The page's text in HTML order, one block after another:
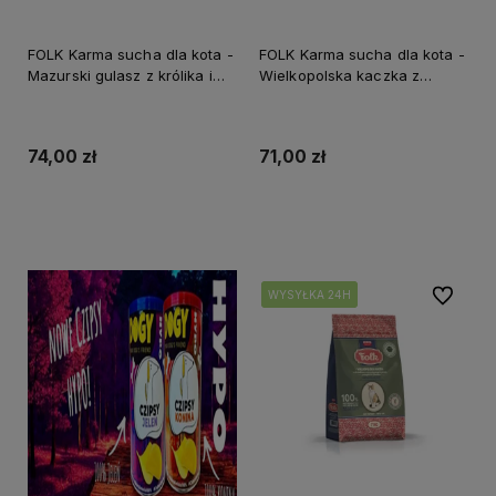
FOLK Karma sucha dla kota -
Mazurski gulasz z królika i
74,00 zł
FOLK Karma sucha dla kota -
Wielkopolska kaczka z
71,00 zł
WYSYŁKA 24H
WYSYŁKA 24H
WYSYŁKA 24H Do